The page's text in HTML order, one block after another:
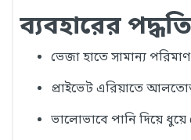
ব্যবহারের পদ্ধতি
ভেজা হাতে সামান্য
প্রাইভেট এরিয়াতে
ভালোভাবে পানি দিয়ে